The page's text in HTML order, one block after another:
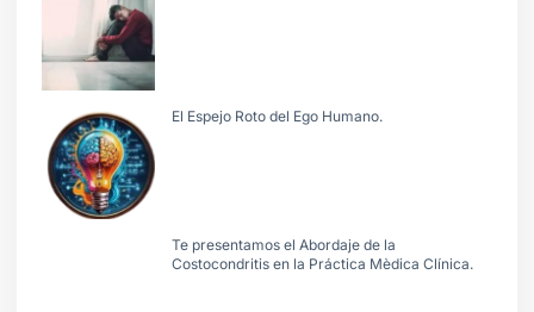
El Espejo Roto del Ego Humano.
Te presentamos el Abordaje de la
Costocondritis en la Práctica Mèdica Clínica.